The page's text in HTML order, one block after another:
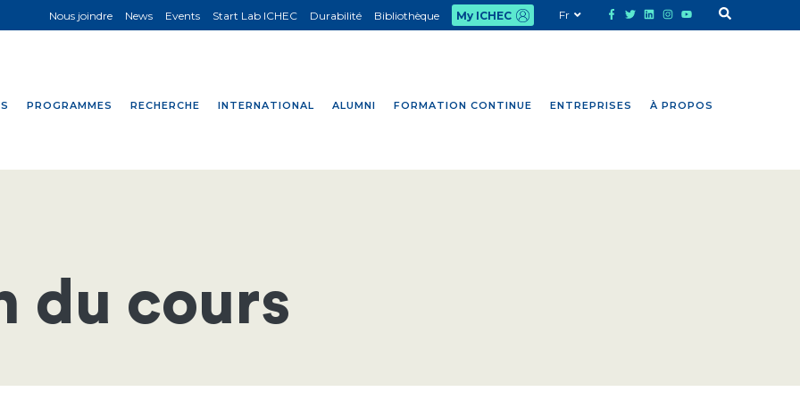
PROGRAMMES RECHERCHE INTERNATIONAL ALUMNI FORMATION CONTINUE ENTREPRISES À PROPOS
Nous joindre News Events Start Lab ICHEC Durabilité Bibliothèque My ICHEC Fr
du cours